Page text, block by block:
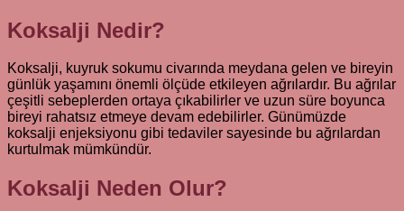
Koksalji Nedir?
Koksalji, kuyruk sokumu civarında meydana gelen ve bireyin
günlük yaşamını önemli ölçüde etkileyen ağrılardır. Bu ağrılar
çeşitli sebeplerden ortaya çıkabilirler ve uzun süre boyunca
bireyi rahatsız etmeye devam edebilirler. Günümüzde
koksalji enjeksiyonu gibi tedaviler sayesinde bu ağrılardan
kurtulmak mümkündür.
Koksalji Neden Olur?